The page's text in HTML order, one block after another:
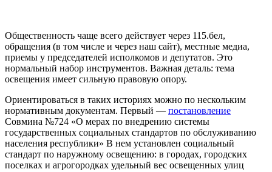
Общественность чаще всего действует через 115.бел,
обращения (в том числе и через наш сайт), местные медиа,
приемы у председателей исполкомов и депутатов. Это
нормальный набор инструментов. Важная деталь: тема
освещения имеет сильную правовую опору.
Ориентироваться в таких историях можно по нескольким
нормативным документам. Первый — постановление
Совмина №724 «О мерах по внедрению системы
государственных социальных стандартов по обслуживанию
населения республики» В нем установлен социальный
стандарт по наружному освещению: в городах, городских
поселках и агрогородках удельный вес освещенных улиц